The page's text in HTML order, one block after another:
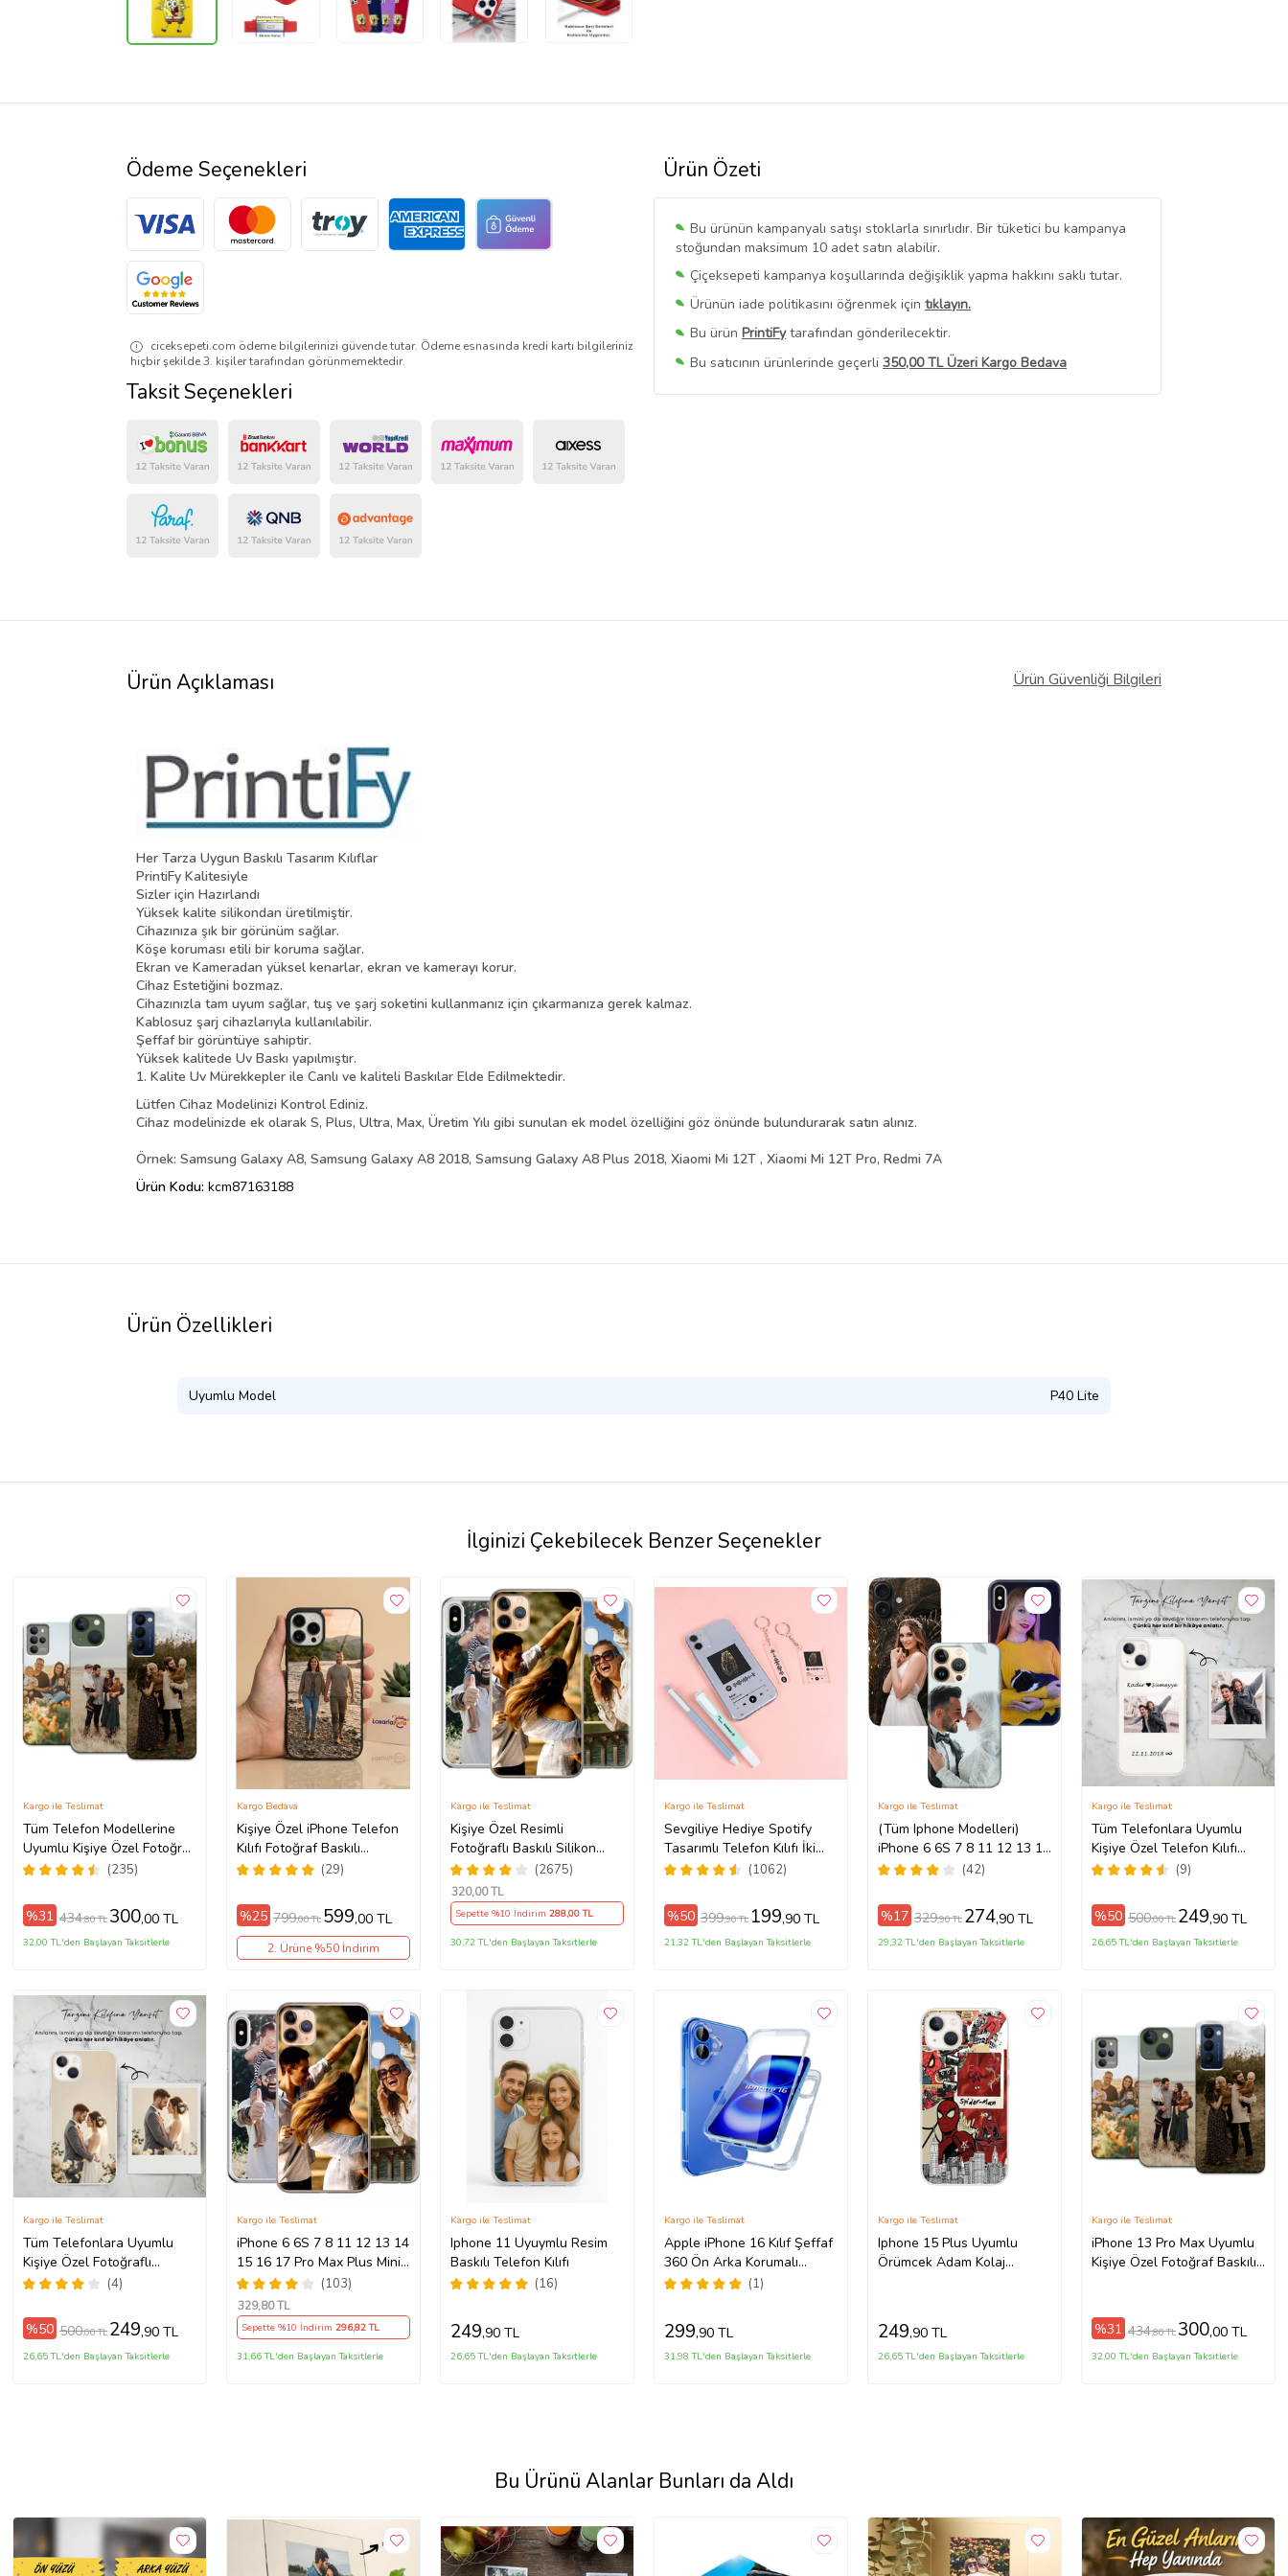
Ürün Özeti
Bu ürünün kampanyalı satışı stoklarla sınırlıdır. Bir tüketici bu kampanya
stoğundan maksimum 10 adet satın alabilir.
Çiçeksepeti kampanya koşullarında değişiklik yapma hakkını saklı tutar.
Ürünün iade politikasını öğrenmek için tıklayın.
Bu ürün PrintiFytarafından gönderilecektir.
Bu satıcının ürünlerinde geçerli 350,00 TL Üzeri Kargo Bedava
Bu SatıcınınTüm Ürünlerini Görüntüle
Ödeme Seçenekleri
ciceksepeti.com ödeme bilgilerinizi güvende tutar. Ödeme esnasında kredi kartı bilgileriniz
hiçbir şekilde 3. kişiler tarafından görünmemektedir.
Taksit Seçenekleri
Ürün Açıklaması Ürün Güvenliği Bilgileri
Her Tarza Uygun Baskılı Tasarım Kılıflar
PrintiFy Kalitesiyle
Sizler için Hazırlandı
Yüksek kalite silikondan üretilmiştir.
Cihazınıza şık bir görünüm sağlar.
Köşe koruması etili bir koruma sağlar.
Ekran ve Kameradan yüksel kenarlar, ekran ve kamerayı korur.
Cihaz Estetiğini bozmaz.
Cihazınızla tam uyum sağlar, tuş ve şarj soketini kullanmanız için çıkarmanıza gerek kalmaz.
Kablosuz şarj cihazlarıyla kullanılabilir.
Şeffaf bir görüntüye sahiptir.
Yüksek kalitede Uv Baskı yapılmıştır.
1. Kalite Uv Mürekkepler ile Canlı ve kaliteli Baskılar Elde Edilmektedir.
Lütfen Cihaz Modelinizi Kontrol Ediniz.
Cihaz modelinizde ek olarak S, Plus, Ultra, Max, Üretim Yılı gibi sunulan ek model özelliğini göz önünde bulundurarak satın alınız.
Örnek: Samsung Galaxy A8, Samsung Galaxy A8 2018, Samsung Galaxy A8 Plus 2018, Xiaomi Mi 12T , Xiaomi Mi 12T Pro, Redmi 7A
Ürün Kodu: kcm87163188
Ürün Özellikleri
Uyumlu Model P40 Lite
İlginizi Çekebilecek Benzer Seçenekler
Tüm Telefon Modellerine
Uyumlu Kişiye Özel Fotoğraf
Baskılı Telefon Kılıfı
(235)
Kargo ile Teslimat
%31 434,80 TL 300,00 TL
32,00 TL'den Başlayan Taksitlerle
Kişiye Özel iPhone Telefon
Kılıfı Fotoğraf Baskılı
11/13/14/14Pro/14ProMax/15/15Pro/15ProMax/16/16e/16Plus/16Pro/16ProMax/17/17Air/17Pro/17ProMax
(29)
Kargo Bedava
%25 799,00 TL 599,00 TL
2. Ürüne %50 İndirim
Kişiye Özel Resimli
Fotoğraflı Baskılı Silikon
Telefon Kılıfı Kapak Kılıf
(Telefon Modelleri
Açıklamada)
(2675)
Kargo ile Teslimat
320,00 TL
Sepette %10 İndirim 288,00 TL
30,72 TL'den Başlayan Taksitlerle
Sevgiliye Hediye Spotify
Tasarımlı Telefon Kılıfı İki
Anahtarlık Hediyeli
(1062)
Kargo ile Teslimat
%50 399,90 TL 199,90 TL
21,32 TL'den Başlayan Taksitlerle
(Tüm Iphone Modelleri)
iPhone 6 6S 7 8 11 12 13 14
15 16 17 Pro Max Plus Mini
Fotoğraflı Kılıf
(42)
Kargo ile Teslimat
%17 329,90 TL 274,90 TL
29,32 TL'den Başlayan Taksitlerle
Tüm Telefonlara Uyumlu
Kişiye Özel Telefon Kılıfı
Tüm Modeller Açıklamada
(9)
Kargo ile Teslimat
%50 500,00 TL 249,90 TL
26,65 TL'den Başlayan Taksitlerle
Tüm Telefonlara Uyumlu
Kişiye Özel Fotoğraflı
Telefon Kılıfı Modeller
(4)
Kargo ile Teslimat
%50 500,00 TL 249,90 TL
26,65 TL'den Başlayan Taksitlerle
iPhone 6 6S 7 8 11 12 13 14
15 16 17 Pro Max Plus Mini
Kılıf Kişiye Özel Resimli
Fotoğraflı Silikon
(103)
Kargo ile Teslimat
329,80 TL
Sepette %10 İndirim 296,82 TL
31,66 TL'den Başlayan Taksitlerle
Iphone 11 Uyuymlu Resim
Baskılı Telefon Kılıfı
(16)
Kargo ile Teslimat
249,90 TL
26,65 TL'den Başlayan Taksitlerle
Apple iPhone 16 Kılıf Şeffaf
360 Ön Arka Korumalı
Silikon
(1)
Kargo ile Teslimat
299,90 TL
31,98 TL'den Başlayan Taksitlerle
Iphone 15 Plus Uyumlu
Örümcek Adam Kolaj
Kargo ile Teslimat
249,90 TL
26,65 TL'den Başlayan Taksitlerle
iPhone 13 Pro Max Uyumlu
Kişiye Özel Fotoğraf Baskılı
Kargo ile Teslimat
%31 434,80 TL 300,00 TL
32,00 TL'den Başlayan Taksitlerle
Bu Ürünü Alanlar Bunları da Aldı